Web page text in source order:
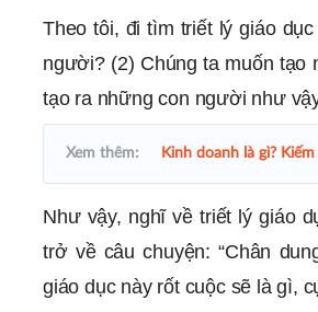
Theo tôi, đi tìm triết lý giáo
người? (2) Chúng ta muốn tạo
tạo ra những con người như
Xem thêm: Kinh doanh là gì?
Như vậy, nghĩ về triết lý giáo
trở về câu chuyện: “Chân
giáo dục này rốt cuộc sẽ là gì,